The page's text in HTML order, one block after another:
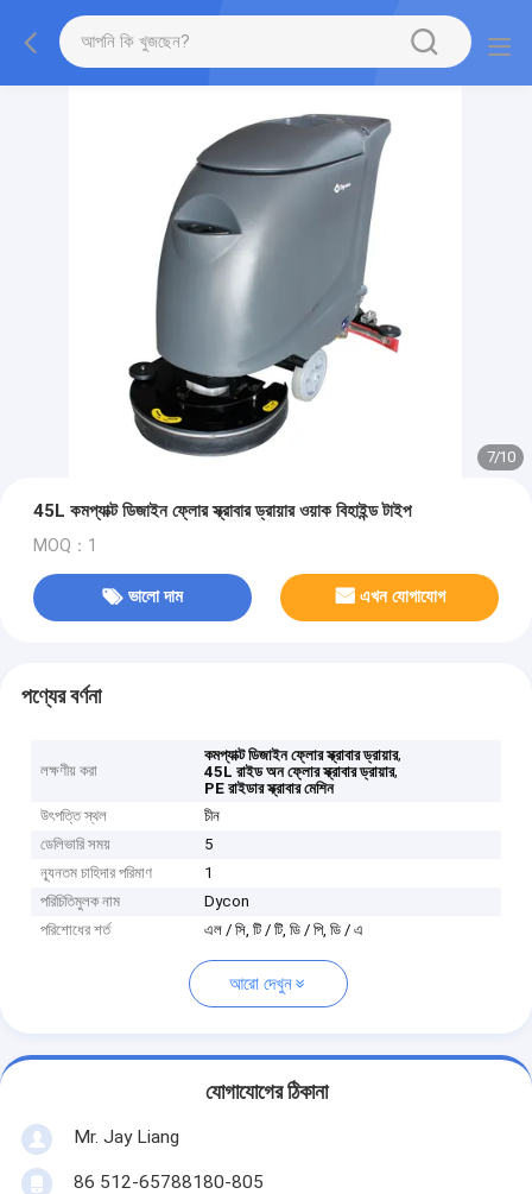
7/10
45L কমপ্যাক্ট ডিজাইন ফ্লোর স্ক্রাবার ড্রায়ার ওয়াক বিহাইন্ড টাইপ
MOQ：1
ভালো দাম এখন যোগাযোগ
পণ্যের বর্ণনা
লক্ষণীয় করা
কমপ্যাক্ট ডিজাইন ফ্লোর স্ক্রাবার ড্রায়ার,
45L রাইড অন ফ্লোর স্ক্রাবার ড্রায়ার,
PE রাইডার স্ক্রাবার মেশিন
উৎপত্তি স্থল
চীন
ডেলিভারি সময়
5
ন্যূনতম চাহিদার পরিমাণ
1
পরিচিতিমুলক নাম
Dycon
পরিশোধের শর্ত
এল / সি, টি / টি, ডি / পি, ডি / এ
আরো দেখুন
যোগাযোগের ঠিকানা
Mr. Jay Liang
86 512-65788180-805